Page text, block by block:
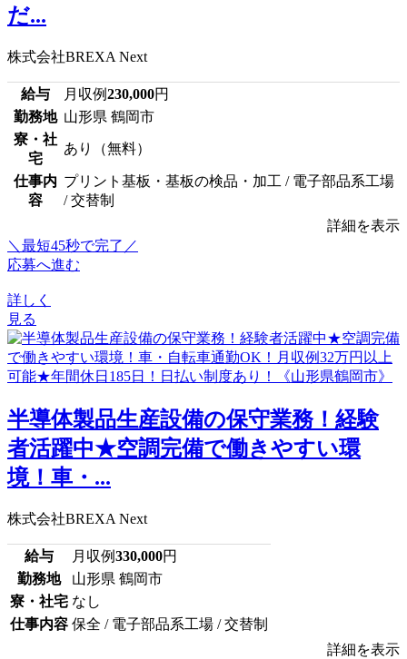
だ...
株式会社BREXA Next
給与 月収例230,000円
勤務地 山形県 鶴岡市
寮・社
宅
あり（無料）
仕事内
容
プリント基板・基板の検品・加工 / 電子部品系工場
/ 交替制
詳細を表示
＼最短45秒で完了／
応募へ進む
詳しく
見る
半導体製品生産設備の保守業務！経験
者活躍中★空調完備で働きやすい環
境！車・...
株式会社BREXA Next
給与 月収例330,000円
勤務地
山形県 鶴岡市
寮・社宅 なし
仕事内容 保全 / 電子部品系工場 / 交替制
詳細を表示